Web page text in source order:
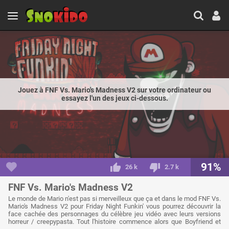
Jouez à FNF Vs. Mario's Madness V2 sur votre ordinateur ou
essayez l'un des jeux ci-dessous.
26 k 2.7 k 91%
FNF Vs. Mario's Madness V2
Le monde de Mario n'est pas si merveilleux que ça et dans le mod FNF Vs.
Mario's Madness V2 pour Friday Night Funkin' vous pourrez découvrir la
face cachée des personnages du célèbre jeu vidéo avec leurs versions
horreur / creepypasta. Tout l'histoire commence alors que Boyfriend et